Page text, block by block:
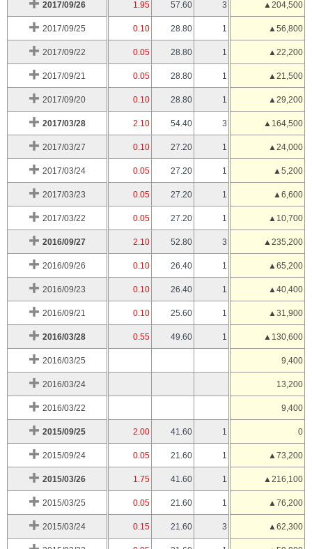
2017/09/26 1.95 57.60 3 ▲204,500
2017/09/25 0.10 28.80 1 ▲56,800
2017/09/22 0.05 28.80 1 ▲22,200
2017/09/21 0.05 28.80 1 ▲21,500
2017/09/20 0.10 28.80 1 ▲29,200
2017/03/28 2.10 54.40 3 ▲164,500
2017/03/27 0.10 27.20 1 ▲24,000
2017/03/24 0.05 27.20 1 ▲5,200
2017/03/23 0.05 27.20 1 ▲6,600
2017/03/22 0.05 27.20 1 ▲10,700
2016/09/27 2.10 52.80 3 ▲235,200
2016/09/26 0.10 26.40 1 ▲65,200
2016/09/23 0.10 26.40 1 ▲40,400
2016/09/21 0.10 25.60 1 ▲31,900
2016/03/28 0.55 49.60 1 ▲130,600
2016/03/25 9,400
2016/03/24 13,200
2016/03/22 9,400
2015/09/25 2.00 41.60 1 0
2015/09/24 0.05 21.60 1 ▲73,200
2015/03/26 1.75 41.60 1 ▲216,100
2015/03/25 0.05 21.60 1 ▲76,200
2015/03/24 0.15 21.60 3 ▲62,300